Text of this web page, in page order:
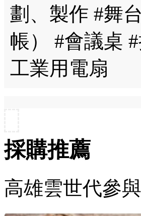
劃、製作 #舞
帳） #會議桌
工業用電扇
採購推薦
高雄雲世代參